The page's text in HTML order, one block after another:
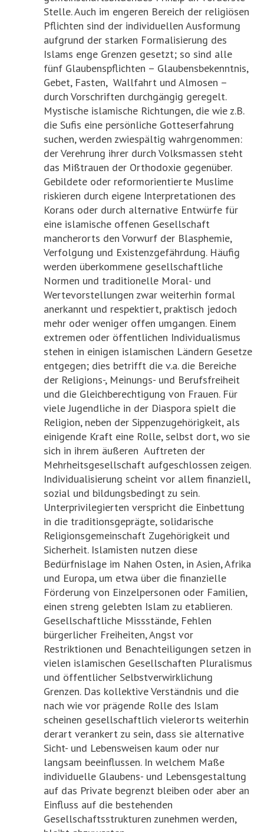
Stelle. Auch im engeren Bereich der religiösen
Pflichten sind der individuellen Ausformung
aufgrund der starken Formalisierung des
Islams enge Grenzen gesetzt; so sind alle
fünf Glaubenspflichten – Glaubensbekenntnis,
Gebet, Fasten, Wallfahrt und Almosen –
durch Vorschriften durchgängig geregelt.
Mystische islamische Richtungen, die wie z.B.
die Sufis eine persönliche Gotteserfahrung
suchen, werden zwiespältig wahrgenommen:
der Verehrung ihrer durch Volksmassen steht
das Mißtrauen der Orthodoxie gegenüber.
Gebildete oder reformorientierte Muslime
riskieren durch eigene Interpretationen des
Korans oder durch alternative Entwürfe für
eine islamische offenen Gesellschaft
mancherorts den Vorwurf der Blasphemie,
Verfolgung und Existenzgefährdung. Häufig
werden überkommene gesellschaftliche
Normen und traditionelle Moral- und
Wertevorstellungen zwar weiterhin formal
anerkannt und respektiert, praktisch jedoch
mehr oder weniger offen umgangen. Einem
extremen oder öffentlichen Individualismus
stehen in einigen islamischen Ländern Gesetze
entgegen; dies betrifft die v.a. die Bereiche
der Religions-, Meinungs- und Berufsfreiheit
und die Gleichberechtigung von Frauen. Für
viele Jugendliche in der Diaspora spielt die
Religion, neben der Sippenzugehörigkeit, als
einigende Kraft eine Rolle, selbst dort, wo sie
sich in ihrem äußeren Auftreten der
Mehrheitsgesellschaft aufgeschlossen zeigen.
Individualisierung scheint vor allem finanziell,
sozial und bildungsbedingt zu sein.
Unterprivilegierten verspricht die Einbettung
in die traditionsgeprägte, solidarische
Religionsgemeinschaft Zugehörigkeit und
Sicherheit. Islamisten nutzen diese
Bedürfnislage im Nahen Osten, in Asien, Afrika
und Europa, um etwa über die finanzielle
Förderung von Einzelpersonen oder Familien,
einen streng gelebten Islam zu etablieren.
Gesellschaftliche Missstände, Fehlen
bürgerlicher Freiheiten, Angst vor
Restriktionen und Benachteiligungen setzen in
vielen islamischen Gesellschaften Pluralismus
und öffentlicher Selbstverwirklichung
Grenzen. Das kollektive Verständnis und die
nach wie vor prägende Rolle des Islam
scheinen gesellschaftlich vielerorts weiterhin
derart verankert zu sein, dass sie alternative
Sicht- und Lebensweisen kaum oder nur
langsam beeinflussen. In welchem Maße
individuelle Glaubens- und Lebensgestaltung
auf das Private begrenzt bleiben oder aber an
Einfluss auf die bestehenden
Gesellschaftsstrukturen zunehmen werden,